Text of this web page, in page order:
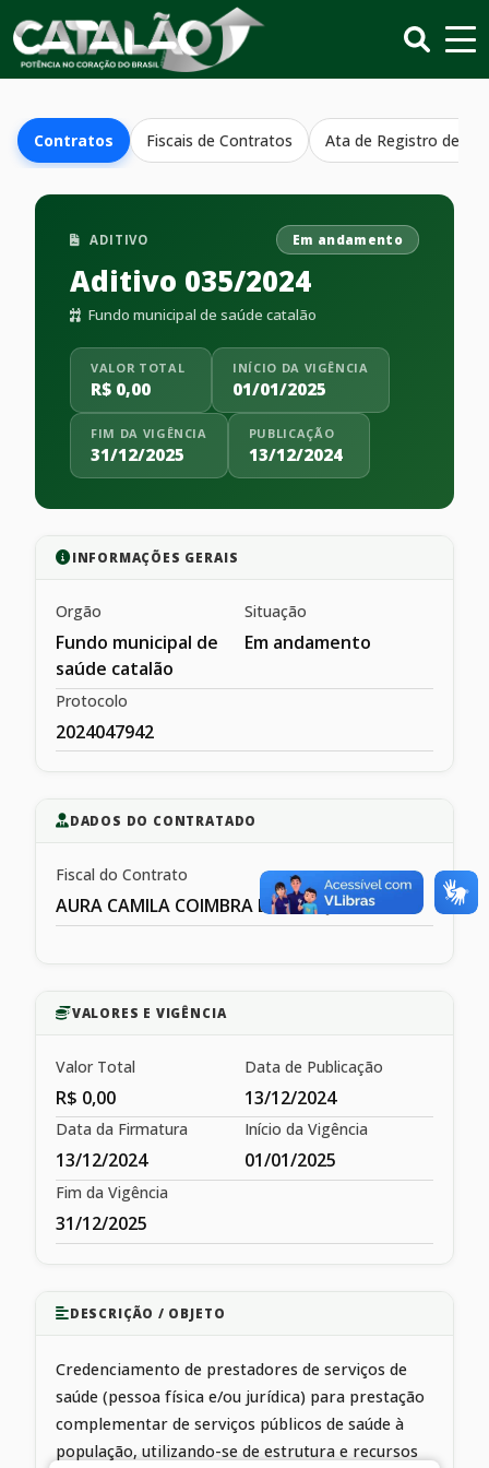
Contratos Fiscais de Contratos Ata de Registro de
ADITIVO Em andamento
Aditivo 035/2024
Fundo municipal de saúde catalão
VALOR TOTAL
R$ 0,00
INÍCIO DA VIGÊNCIA
01/01/2025
FIM DA VIGÊNCIA
31/12/2025
PUBLICAÇÃO
13/12/2024
INFORMAÇÕES GERAIS
Orgão
Fundo municipal de
saúde catalão
Situação
Em andamento
Protocolo
2024047942
DADOS DO CONTRATADO
Fiscal do Contrato
AURA CAMILA COIMBRA DE MESQIUITA
VALORES E VIGÊNCIA
Valor Total
R$ 0,00
Data de Publicação
13/12/2024
Data da Firmatura
13/12/2024
Início da Vigência
01/01/2025
Fim da Vigência
31/12/2025
DESCRIÇÃO / OBJETO
Credenciamento de prestadores de serviços de
saúde (pessoa física e/ou jurídica) para prestação
complementar de serviços públicos de saúde à
população, utilizando-se de estrutura e recursos